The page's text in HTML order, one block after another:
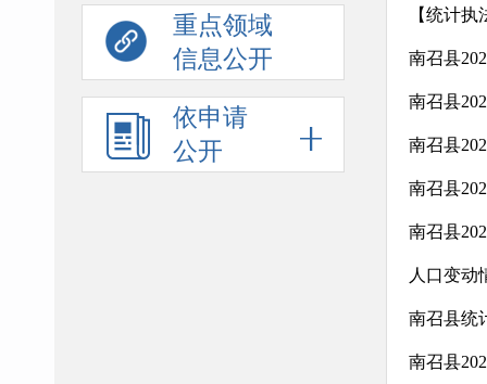
重点领域
信息公开
依申请
公开
【统计
南召县
南召县
南召县
南召县
南召县
人口变动
南召县统
南召县